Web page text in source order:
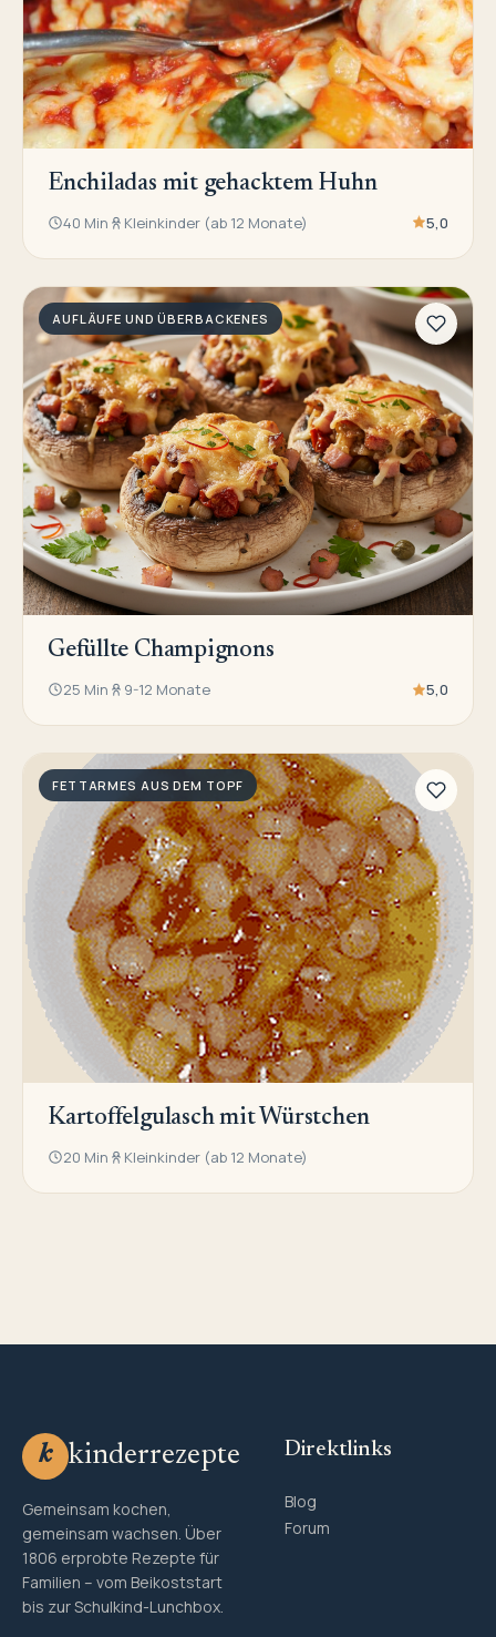
Enchiladas mit gehacktem Huhn
40 Min Kleinkinder (ab 12 Monate) 5,0
AUFLÄUFE UND ÜBERBACKENES
Gefüllte Champignons
25 Min 9-12 Monate 5,0
FETTARMES AUS DEM TOPF
Kartoffelgulasch mit Würstchen
20 Min Kleinkinder (ab 12 Monate)
k kinderrezepte
Gemeinsam kochen,
gemeinsam wachsen. Über
1806 erprobte Rezepte für
Familien – vom Beikoststart
bis zur Schulkind-Lunchbox.
Direktlinks
Blog
Forum